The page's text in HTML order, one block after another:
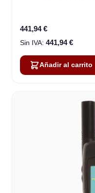
441,94 €
441,94 €
Añadir al carrito